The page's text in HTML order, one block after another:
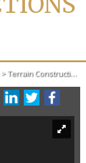
>Terrain Constructible en vente Haapiti